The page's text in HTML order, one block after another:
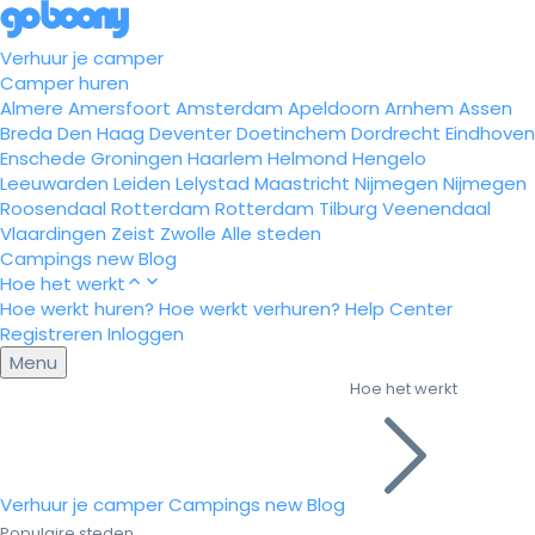
Verhuur je camper
Camper huren
Almere Amersfoort Amsterdam Apeldoorn Arnhem Assen
Breda Den Haag DeventerDoetinchem Dordrecht Eindhoven
Enschede Groningen Haarlem Helmond Hengelo
Leeuwarden Leiden Lelystad Maastricht Nijmegen Nijmegen
Roosendaal Rotterdam Rotterdam Tilburg Veenendaal
Vlaardingen Zeist Zwolle Alle steden
Campings newBlog
Hoe het werkt
Hoe werkt huren? Hoe werkt verhuren? Help Center
Registreren Inloggen
Menu
Verhuur je camperCampings newBlog
Hoe het werkt